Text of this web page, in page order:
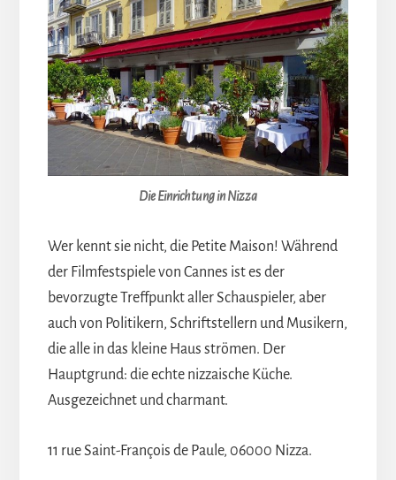
Die Einrichtung in Nizza
Wer kennt sie nicht, die Petite Maison! Während
der Filmfestspiele von Cannes ist es der
bevorzugte Treffpunkt aller Schauspieler, aber
auch von Politikern, Schriftstellern und Musikern,
die alle in das kleine Haus strömen. Der
Hauptgrund: die echte nizzaische Küche.
Ausgezeichnet und charmant.
11 rue Saint-François de Paule, 06000 Nizza.